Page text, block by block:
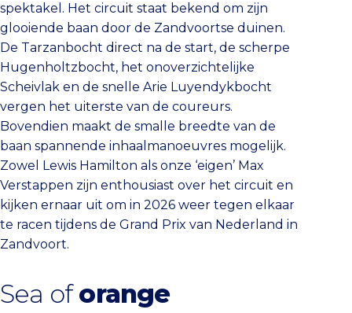
spektakel. Het circuit staat bekend om zijn
glooiende baan door de Zandvoortse duinen.
De Tarzanbocht direct na de start, de scherpe
Hugenholtzbocht, het onoverzichtelijke
Scheivlak en de snelle Arie Luyendykbocht
vergen het uiterste van de coureurs.
Bovendien maakt de smalle breedte van de
baan spannende inhaalmanoeuvres mogelijk.
Zowel Lewis Hamilton als onze ‘eigen’ Max
Verstappen zijn enthousiast over het circuit en
kijken ernaar uit om in 2026 weer tegen elkaar
te racen tijdens de Grand Prix van Nederland in
Zandvoort.
Sea oforange